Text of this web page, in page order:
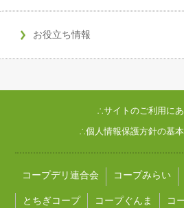
お役立ち情報
∴サイトのご利用に
∴個人情報保護方針の基
コープデリ連合会 コープみらい
とちぎコープ コープぐんま コ